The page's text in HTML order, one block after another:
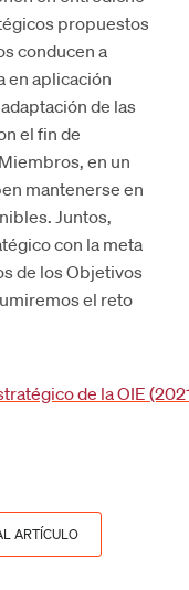
propuestos
conducen a
en aplicación
de las
el fin de
en un
mantenerse en
Juntos,
con la meta
de los Objetivos
el reto
de la OIE
ARTÍCULO